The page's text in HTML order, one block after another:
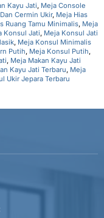
Kayu Jati, Meja Console
Cermin Ukir, Meja Hias
Ruang Tamu Minimalis, Meja
Konsul Jati, Meja Konsul Jati
, Meja Konsul Minimalis
Putih, Meja Konsul Putih,
, Meja Makan Kayu Jati
Kayu Jati Terbaru, Meja
Ukir Jepara Terbaru